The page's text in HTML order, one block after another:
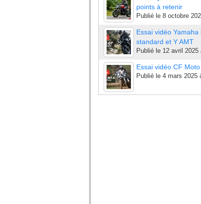
points à retenir
Publié le 8 octobre
Essai vidéo
standard et Y AMT
Publié le 12 avril 2025
Essai vidéo CF
Publié le 4 mars 2025